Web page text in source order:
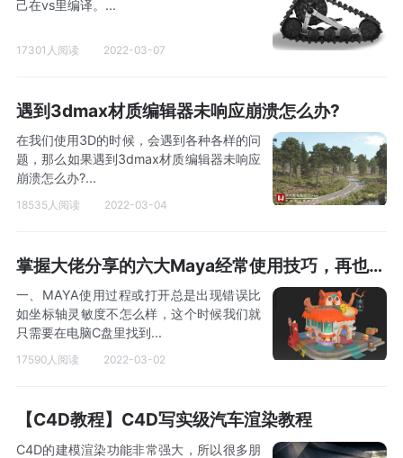
己在vs里编译。...
17301人阅读 2022-03-07
遇到3dmax材质编辑器未响应崩溃怎么办?
在我们使用3D的时候，会遇到各种各样的问
题，那么如果遇到3dmax材质编辑器未响应
崩溃怎么办?...
18535人阅读 2022-03-04
掌握大佬分享的六大Maya经常使用技巧，再也不用加班了！
一、MAYA使用过程或打开总是出现错误比
如坐标轴灵敏度不怎么样，这个时候我们就
只需要在电脑C盘里找到...
17590人阅读 2022-03-02
【C4D教程】C4D写实级汽车渲染教程
C4D的建模渲染功能非常强大，所以很多朋